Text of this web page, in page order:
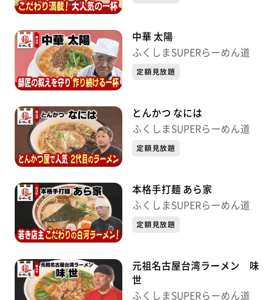
中華 太陽
ふくしまSUPERらーめん道
定額見放題
とんかつ なには
ふくしまSUPERらーめん道
定額見放題
本格手打麺 あら家
ふくしまSUPERらーめん道
定額見放題
元祖名古屋台湾ラーメン 味
世
ふくしまSUPERらーめん道